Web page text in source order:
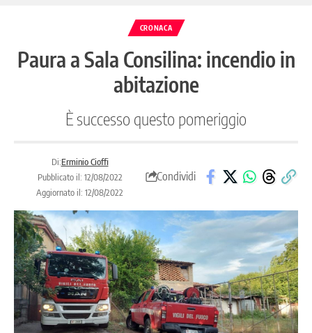
CRONACA
Paura a Sala Consilina: incendio in
abitazione
È successo questo pomeriggio
Di:Erminio Cioffi
Pubblicato il: 12/08/2022
Aggiornato il: 12/08/2022
Condividi